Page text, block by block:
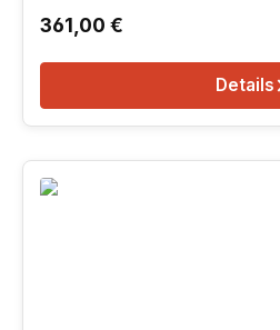
Regulärer Preis:
361,00 €
Details